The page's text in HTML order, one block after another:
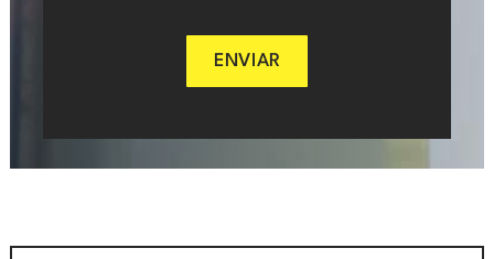
ENVIAR